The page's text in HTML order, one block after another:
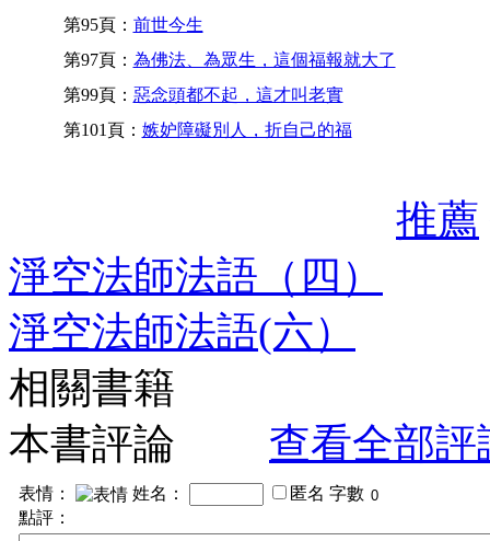
第95頁： 前世今生
第97頁： 為佛法、為眾生，這個福報就大了
第99頁： 惡念頭都不起，這才叫老實
第101頁： 嫉妒障礙別人，折自己的福
推薦
淨空法師法語（四）
淨空法師法語(六）
相關書籍
本書評論
查看全部評
表情： 姓名： 匿名 字數
點評：